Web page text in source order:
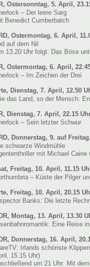
Ostersonntag, 5. April,
– Der leere Sarg
Benedict Cumberbatch
Ostermontag, 6. April,
auf dem Nil
13.20 Uhr folgt: Das Böse
Ostermontag, 6. April,
– Im Zeichen der Drei
Dienstag, 7. April, 12.50
das Land, so der Mensch:
Dienstag, 7. April, 22.15
– Sein letzter Schwur
Donnerstag, 9. auf
schwarze Windmühle
mit Michael Caine
Freitag, 10. April, 11.15
– Küste der Pilger
Freitag, 10. April, 20.15
Banks: Die letzte
Montag, 13. April, 13.30
Eine Reise
Donnerstag, 16. April,
Irlands schönste
15.15 Uhr)
um 21 Uhr: Mit